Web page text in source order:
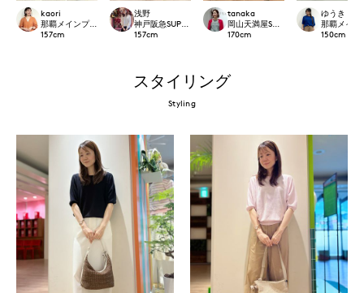
kaori
那覇メインプレイスI.T.'S.international
157cm
浅野
神戸阪急SUPERIORCLOSET
157cm
tanaka
岡山天満屋SUPERIORCLOSET
170cm
ゆうき
那覇メイ
150cm
スタイリング
Styling